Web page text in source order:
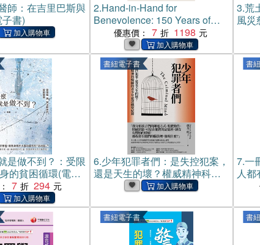
師：在吉里巴斯與
書)
2.Hand‑in‑Hand for
Benevolence: 150 Years of
History of the Tung Wah Group
of Hospitals of Hong Kong
1870–2020(電子書)
優惠價： 7 1198
3.荒
風災
是做不到？：受限
的貧困循環(電子
7 294
書紐電子書
6.少年犯罪者們：是失控犯案，
還是天生的壞？權威精神科醫
師的青少年犯罪觀察紀錄(電子
書
7.一
人都
第
書紐電子書 書